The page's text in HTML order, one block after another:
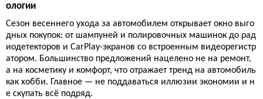
ологии
Сезон весеннего ухода за автомобилем открывает окно выго
дных покупок: от шампуней и полировочных машинок до рад
иодетекторов и CarPlay-экранов со встроенным видеорегистр
атором. Большинство предложений нацелено не на ремонт,
а на косметику и комфорт, что отражает тренд на автомобиль
как хобби. Главное — не поддаваться иллюзии экономии и н
е скупать всё подряд.